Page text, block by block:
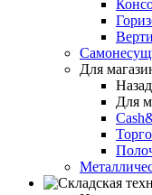
Для
Назад
Для